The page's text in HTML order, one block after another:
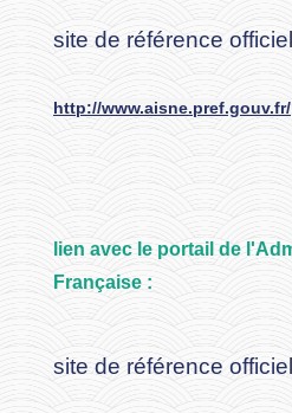
site de référence officiel
http://www.aisne.pref.gouv.fr/
lien avec le portail de
Française :
site de référence officiel